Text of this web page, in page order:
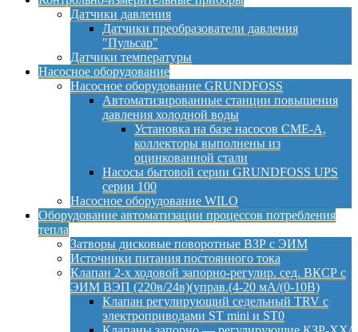
Датчики давления
Датчики преобразователи давления
"Пульсар"
Датчики температуры
Насосное оборудование
Насосное оборудование GRUNDFOSS
Автоматизированные станции повышения
давления холодной воды
Установка на базе насосов CME-A,
коллекторы выполнены из
оцинкованной стали
Насосы бытовой серии GRUNDFOSS UPS
серии 100
Насосное оборудование WILO
Оборудование автоматизации процессов потребления
тепла
Затворы дисковые поворотные ВЗР с ЭИМ
Источники питания постоянного тока
Клапан 2-х ходовой запорно-регулир. сед. ВКСР с
ЭИМ ВЭП (220в/24в)(управ.(4-20 мА/(0-10В)
Клапан регулирующий седельный TRV с
электроприводами ST mini и ST0